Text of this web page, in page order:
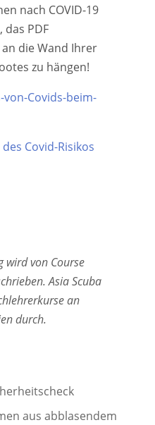
nach COVID-19
das PDF
die Wand Ihrer
zu hängen!
von-Covids-beim-
Covid-Risikos
wird von Course
Asia Scuba
an
durch.
aus abblasendem